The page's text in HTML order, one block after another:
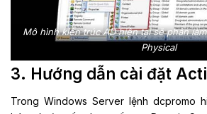
Mô hình kiến trúc AD hiện tại sẽ phân
Physical
3. Hướng dẫn cài đặt
Trong Windows Server lệnh dcpromo